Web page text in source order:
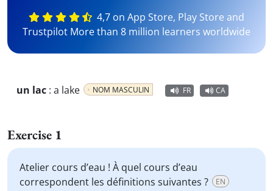
4,7 on App Store, Play Store and
Trustpilot More than 8 million learners worldwide
un lac : a lake NOM MASCULIN FR CA
Exercise 1
Atelier cours d’eau ! À quel cours d’eau
correspondent les définitions suivantes ?
EN